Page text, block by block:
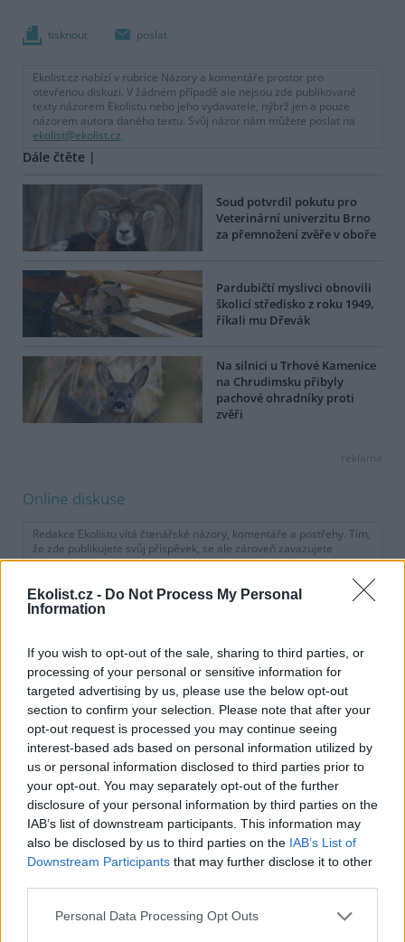
Ekolist.cz - Do Not Process My Personal
Information
If you wish to opt-out of the sale, sharing to third parties, or
processing of your personal or sensitive information for
targeted advertising by us, please use the below opt-out
section to confirm your selection. Please note that after your
opt-out request is processed you may continue seeing
interest-based ads based on personal information utilized by
us or personal information disclosed to third parties prior to
your opt-out. You may separately opt-out of the further
disclosure of your personal information by third parties on the
IAB’s list of downstream participants. This information may
also be disclosed by us to third parties on the IAB’s List of
Downstream Participants that may further disclose it to other
Personal Data Processing Opt Outs
tisknout poslat
Ekolist.cz nabízí v rubrice Názory a komentáře prostor pro
otevřenou diskuzi. V žádném případě ale nejsou zde publikované
texty názorem Ekolistu nebo jeho vydavatele, nýbrž jen a pouze
názorem autora daného textu. Svůj názor nám můžete poslat na
ekolist@ekolist.cz.
Dále čtěte |
Soud potvrdil pokutu pro
Veterinární univerzitu Brno
za přemnožení zvěře v oboře
Pardubičtí myslivci obnovili
školicí středisko z roku 1949,
říkali mu Dřevák
Na silnici u Trhové Kamenice
na Chrudimsku přibyly
pachové ohradníky proti
zvěři
reklama
Online diskuse
Redakce Ekolistu vítá čtenářské názory, komentáře a postřehy. Tím,
že zde publikujete svůj příspěvek, se ale zároveň zavazujete
dodržovatpravidla diskuse. V případě porušení si redakce
Všechny komentáře (43)
Uživatelský e-mail
Heslo
Zapomněli jste heslo?Změňte si je.
Přihlásit se mohou jen ti, kteří se jižzaregistrovali.
DA
nápady, které nejsou v praxi realizovatelné.